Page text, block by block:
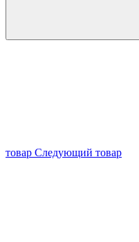
товар Следующий товар